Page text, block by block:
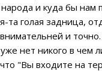
и куда бы нам
задница,
и
нет никого в
"Вы входите на